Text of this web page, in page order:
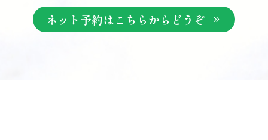
ネット予約はこちらからどうぞ